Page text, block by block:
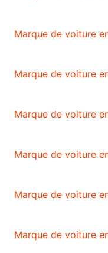
Marque de voiture
Marque de voiture
Marque de voiture
Marque de voiture
Marque de voiture
Marque de voiture